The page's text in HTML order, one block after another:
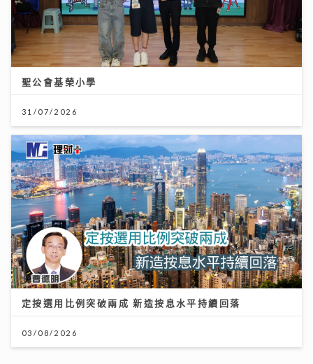
聖公會基榮小學
31/07/2026
定按選用比例突破兩成 新造按息水平持續回落
03/08/2026